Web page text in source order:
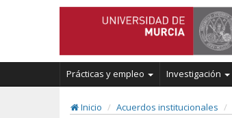
Prácticas y empleo Investigación
Inicio Acuerdos institucionales